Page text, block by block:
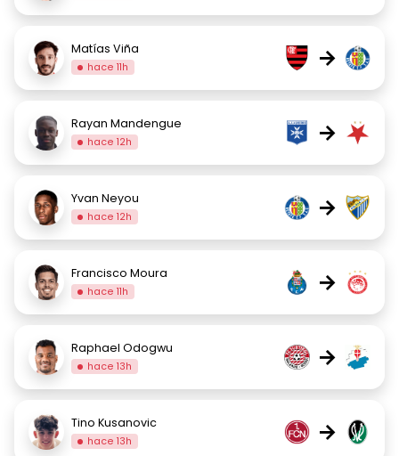
Matías Viña
hace 11h →
Rayan Mandengue
hace 12h →
Yvan Neyou
hace 12h →
Francisco Moura
hace 11h →
Raphael Odogwu
hace 13h →
Tino Kusanovic
hace 13h →